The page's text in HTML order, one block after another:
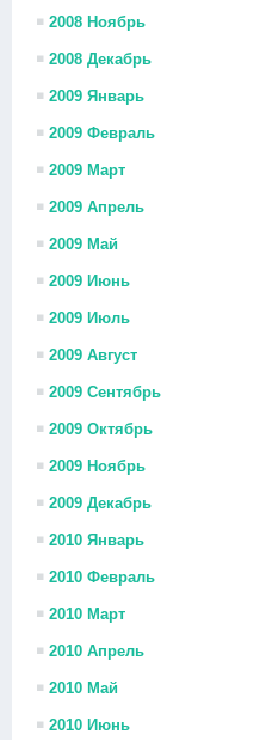
2008 Ноябрь
2008 Декабрь
2009 Январь
2009 Февраль
2009 Март
2009 Апрель
2009 Май
2009 Июнь
2009 Июль
2009 Август
2009 Сентябрь
2009 Октябрь
2009 Ноябрь
2009 Декабрь
2010 Январь
2010 Февраль
2010 Март
2010 Апрель
2010 Май
2010 Июнь